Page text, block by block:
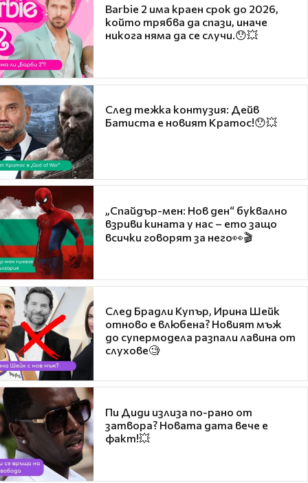
Barbie 2 има краен срок до 2026,
който трябва да спази, иначе
никога няма да се случи.😯💥
След тежка контузия: Дейв
Батиста е новият Кратос!😯💥
„Спайдър-мен: Нов ден“ буквално
взриви кината у нас – ето защо
всички говорят за него👀🎬
След Брадли Купър, Ирина Шейк
отново е влюбена? Новият мъж
до супермодела разпали лавина от
слухове🧐
Пи Диди излиза по-рано от
затвора? Новата дата вече е
факт!💥